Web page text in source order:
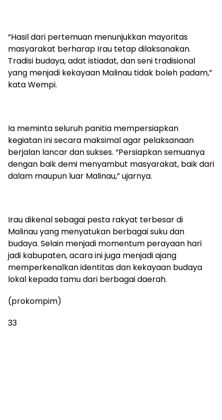
“Hasil dari pertemuan menunjukkan mayoritas
masyarakat berharap Irau tetap dilaksanakan.
Tradisi budaya, adat istiadat, dan seni tradisional
yang menjadi kekayaan Malinau tidak boleh padam,”
kata Wempi.
Ia meminta seluruh panitia mempersiapkan
kegiatan ini secara maksimal agar pelaksanaan
berjalan lancar dan sukses. “Persiapkan semuanya
dengan baik demi menyambut masyarakat, baik dari
dalam maupun luar Malinau,” ujarnya.
Irau dikenal sebagai pesta rakyat terbesar di
Malinau yang menyatukan berbagai suku dan
budaya. Selain menjadi momentum perayaan hari
jadi kabupaten, acara ini juga menjadi ajang
memperkenalkan identitas dan kekayaan budaya
lokal kepada tamu dari berbagai daerah.
(prokompim)
33